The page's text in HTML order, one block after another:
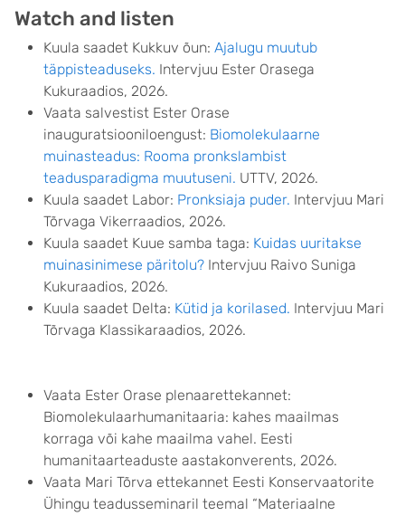
Watch and listen
Kuula saadet Kukkuv õun: Ajalugu muutub
täppisteaduseks. Intervjuu Ester Orasega
Kukuraadios, 2026.
Vaata salvestist Ester Orase
inauguratsiooniloengust: Biomolekulaarne
muinasteadus: Rooma pronkslambist
teadusparadigma muutuseni. UTTV, 2026.
Kuula saadet Labor: Pronksiaja puder. Intervjuu Mari
Tõrvaga Vikerraadios, 2026.
Kuula saadet Kuue samba taga: Kuidas uuritakse
muinasinimese päritolu? Intervjuu Raivo Suniga
Kukuraadios, 2026.
Kuula saadet Delta: Kütid ja korilased. Intervjuu Mari
Tõrvaga Klassikaraadios, 2026.
Vaata Ester Orase plenaarettekannet:
Biomolekulaarhumanitaaria: kahes maailmas
korraga või kahe maailma vahel. Eesti
humanitaarteaduste aastakonverents, 2026.
Vaata Mari Tõrva ettekannet Eesti Konservaatorite
Ühingu teadusseminaril teemal “Materiaalne